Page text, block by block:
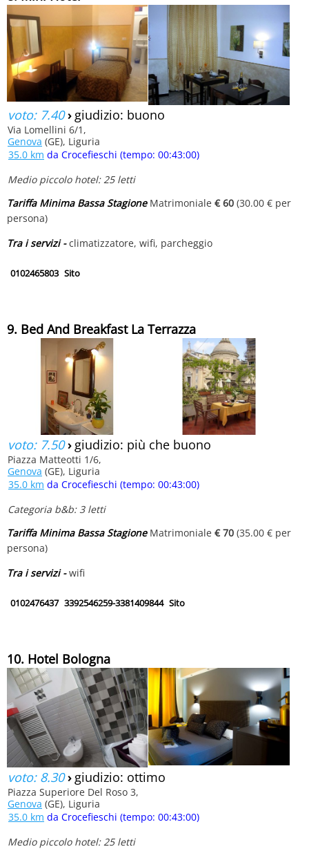
voto: 7.40› giudizio: buono
Via Lomellini 6/1,
Genova (GE), Liguria
35.0 km da Crocefieschi (tempo: 00:43:00)
Medio piccolo hotel: 25 letti
Tariffa Minima Bassa StagioneMatrimoniale € 60 (30.00 € per
persona)
Tra i servizi -climatizzatore, wifi, parcheggio
0102465803 Sito
9. Bed And Breakfast La Terrazza
voto: 7.50› giudizio: più che buono
Piazza Matteotti 1/6,
Genova (GE), Liguria
35.0 km da Crocefieschi (tempo: 00:43:00)
Categoria b&b: 3 letti
Tariffa Minima Bassa StagioneMatrimoniale € 70 (35.00 € per
persona)
Tra i servizi -wifi
0102476437 3392546259-3381409844 Sito
10. Hotel Bologna
voto: 8.30› giudizio: ottimo
Piazza Superiore Del Roso 3,
Genova (GE), Liguria
35.0 km da Crocefieschi (tempo: 00:43:00)
Medio piccolo hotel: 25 letti